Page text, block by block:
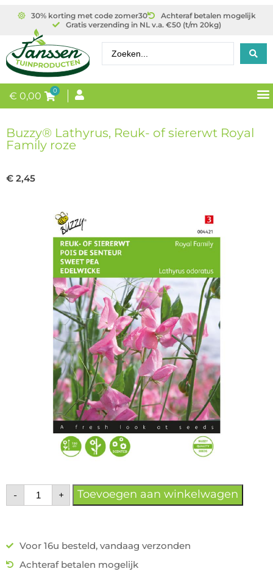
30% korting met code zomer30
Achteraf betalen mogelijk
Gratis verzending in NL v.a. €50 (t/m 20kg)
€ 0,00 0
Buzzy® Lathyrus, Reuk- of siererwt Royal
Family roze
€ 2,45
- + Toevoegen aan winkelwagen
Voor 16u besteld, vandaag verzonden
Achteraf betalen mogelijk